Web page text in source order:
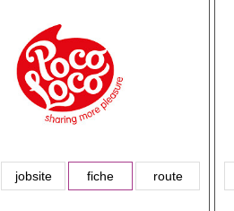
jobsite fiche route